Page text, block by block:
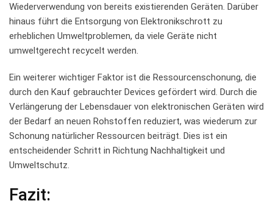
Wiederverwendung​ von bereits​ existierenden Geräten. Darüber
⁣hinaus führt die Entsorgung von‍ Elektronikschrott ‍zu ​
erheblichen Umweltproblemen, da viele Geräte nicht
umweltgerecht recycelt‍ werden.
Ein⁣ weiterer wichtiger​ Faktor ⁢ist die Ressourcenschonung, die⁤
durch den Kauf gebrauchter Devices gefördert ‌wird. Durch​ die‌
Verlängerung der Lebensdauer von elektronischen Geräten wird​
der Bedarf an⁣ neuen Rohstoffen reduziert, ⁣was wiederum‌ zur⁣
Schonung natürlicher Ressourcen beiträgt. Dies ist ein⁢
entscheidender Schritt in Richtung​ Nachhaltigkeit und
Umweltschutz.
Fazit: